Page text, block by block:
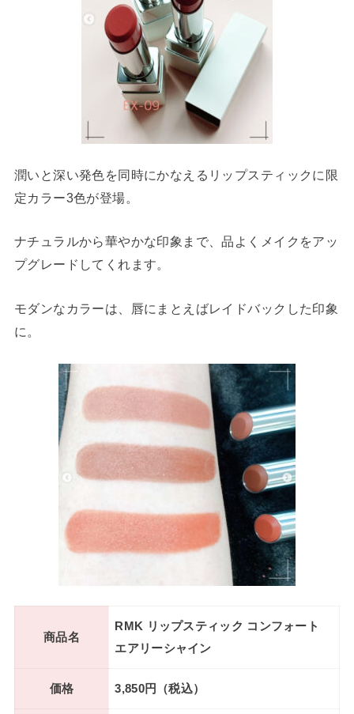
潤いと深い発色を同時にかなえるリップスティックに限
定カラー3色が登場。
ナチュラルから華やかな印象まで、品よくメイクをアッ
プグレードしてくれます。
モダンなカラーは、唇にまとえばレイドバックした印象
に。
商品名
RMK リップスティック コンフォート
エアリーシャイン
価格 3,850円（税込）